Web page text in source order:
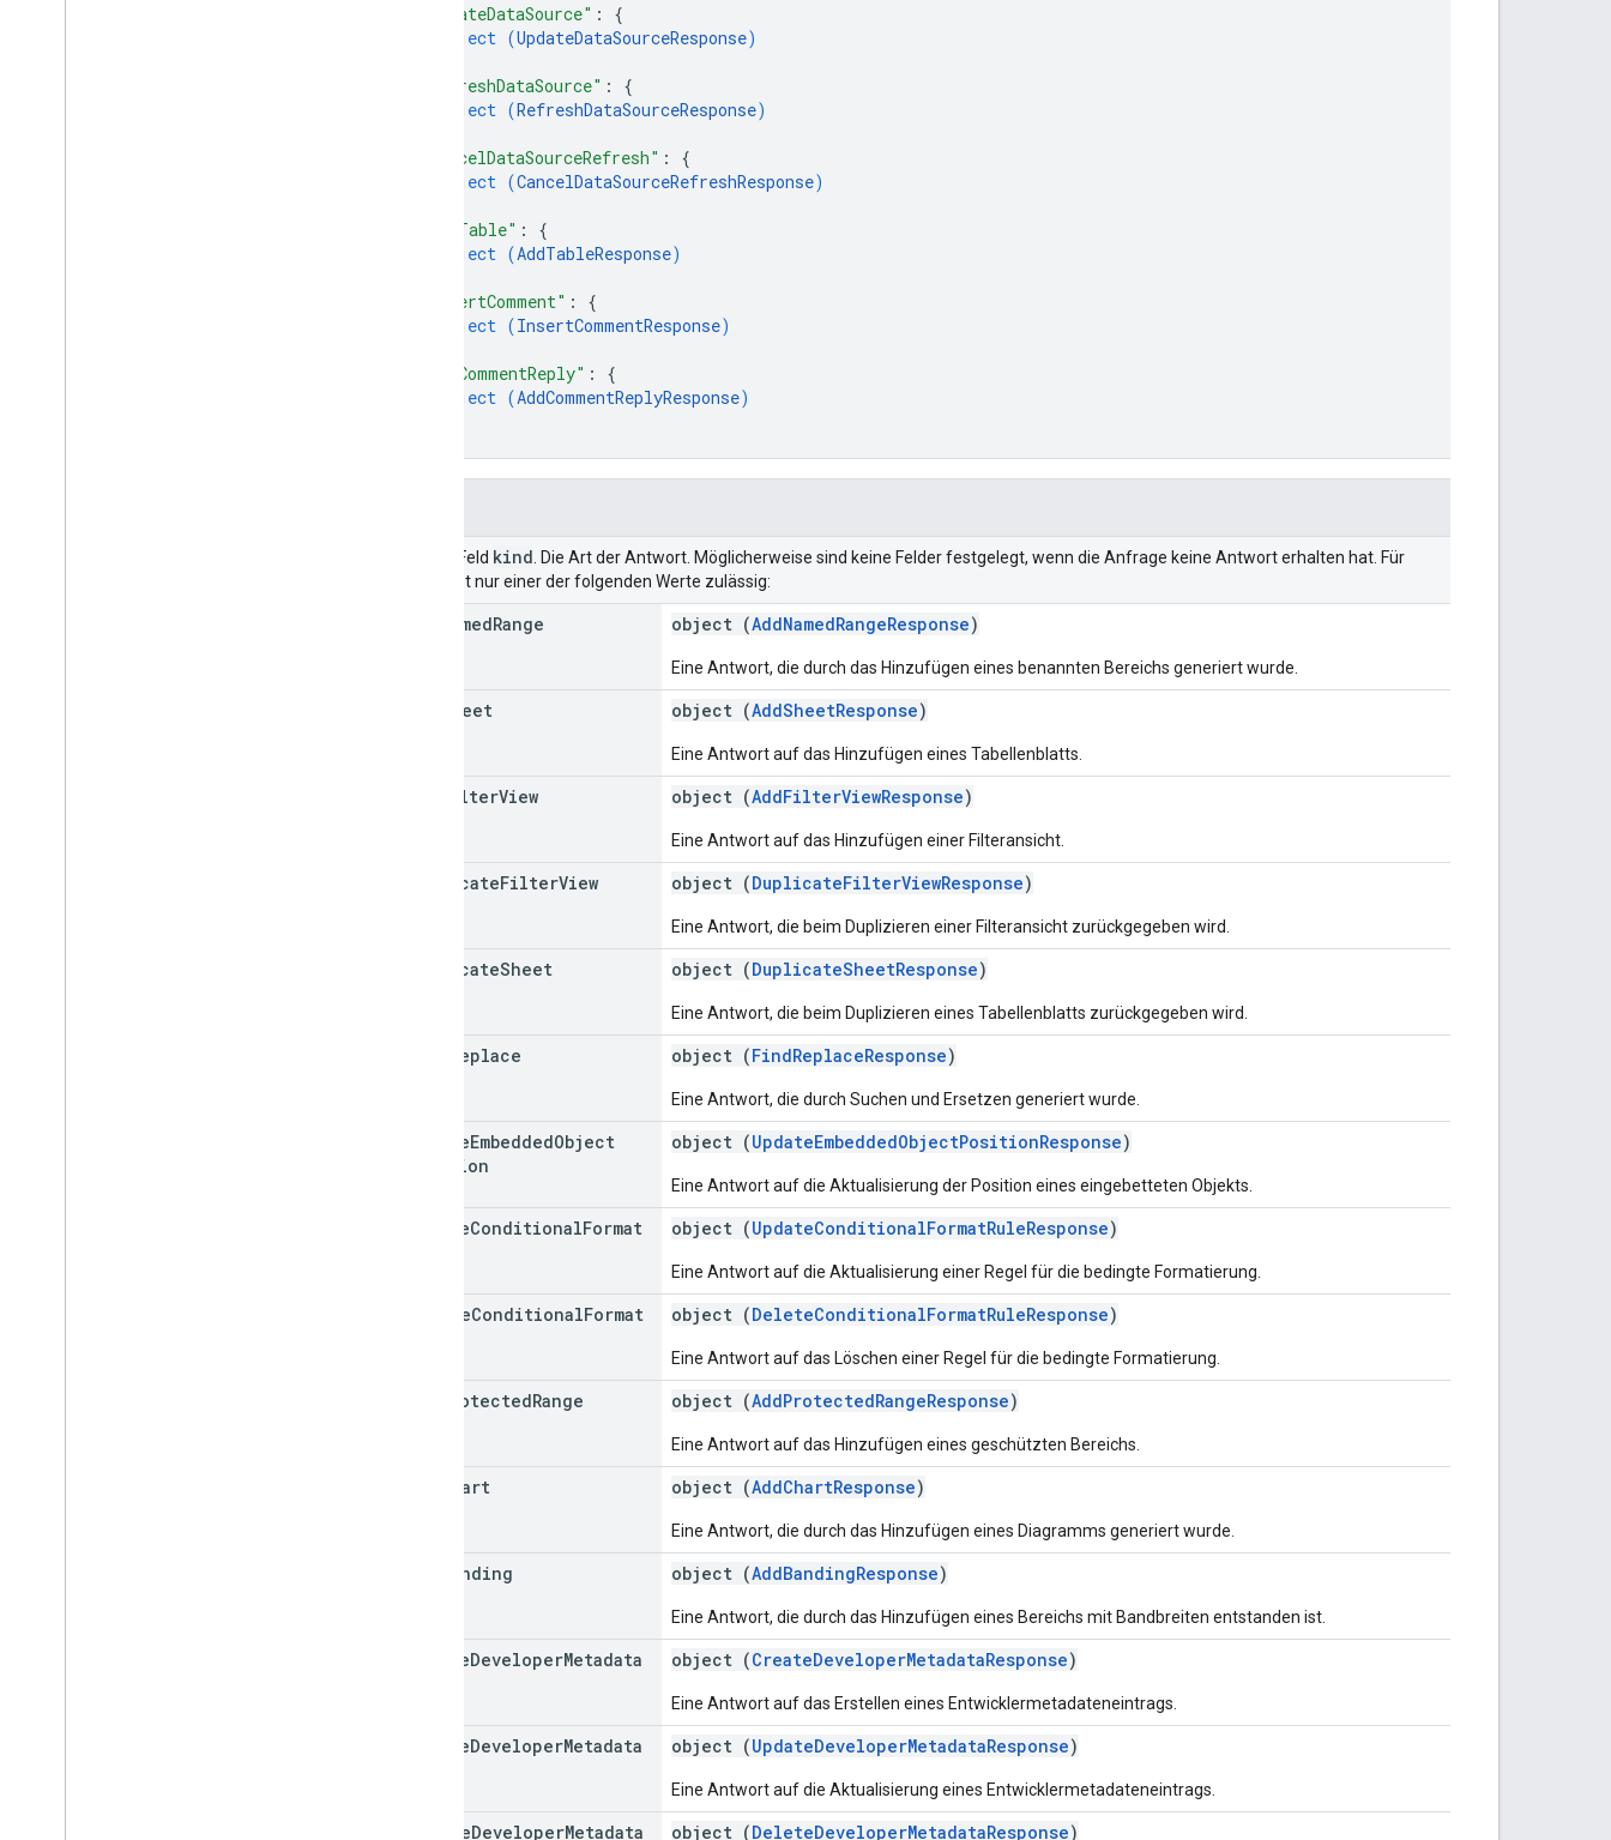
"updateDataSource" : {
object (UpdateDataSourceResponse)
"refreshDataSource" : {
object (RefreshDataSourceResponse)
"cancelDataSourceRefresh" : {
object (CancelDataSourceRefreshResponse)
"addTable" : {
object (AddTableResponse)
"insertComment" : {
object (InsertCommentResponse)
"addCommentReply" : {
object (AddCommentReplyResponse)
Union-Feld kind . Die Art der Antwort. Möglicherweise sind keine Felder festgelegt, wenn die Anfrage keine Antwort erhalten hat. Für
ist nur einer der folgenden Werte zulässig:
NamedRange object (AddNamedRangeResponse)
Eine Antwort, die durch das Hinzufügen eines benannten Bereichs generiert wurde.
Sheet object (AddSheetResponse)
Eine Antwort auf das Hinzufügen eines Tabellenblatts.
FilterView object (AddFilterViewResponse)
Eine Antwort auf das Hinzufügen einer Filteransicht.
duplicateFilterView object (DuplicateFilterViewResponse)
Eine Antwort, die beim Duplizieren einer Filteransicht zurückgegeben wird.
duplicateSheet object (DuplicateSheetResponse)
Eine Antwort, die beim Duplizieren eines Tabellenblatts zurückgegeben wird.
Replace object (FindReplaceResponse)
Eine Antwort, die durch Suchen und Ersetzen generiert wurde.
updateEmbeddedObject
Position
object (UpdateEmbeddedObjectPositionResponse)
Eine Antwort auf die Aktualisierung der Position eines eingebetteten Objekts.
updateConditionalFormat
object (UpdateConditionalFormatRuleResponse)
Eine Antwort auf die Aktualisierung einer Regel für die bedingte Formatierung.
deleteConditionalFormat
object (DeleteConditionalFormatRuleResponse)
Eine Antwort auf das Löschen einer Regel für die bedingte Formatierung.
ProtectedRange object (AddProtectedRangeResponse)
Eine Antwort auf das Hinzufügen eines geschützten Bereichs.
Chart object (AddChartResponse)
Eine Antwort, die durch das Hinzufügen eines Diagramms generiert wurde.
Banding object (AddBandingResponse)
Eine Antwort, die durch das Hinzufügen eines Bereichs mit Bandbreiten entstanden ist.
createDeveloperMetadata object (CreateDeveloperMetadataResponse)
Eine Antwort auf das Erstellen eines Entwicklermetadateneintrags.
updateDeveloperMetadata object (UpdateDeveloperMetadataResponse)
Eine Antwort auf die Aktualisierung eines Entwicklermetadateneintrags.
deleteDeveloperMetadata object (DeleteDeveloperMetadataResponse)